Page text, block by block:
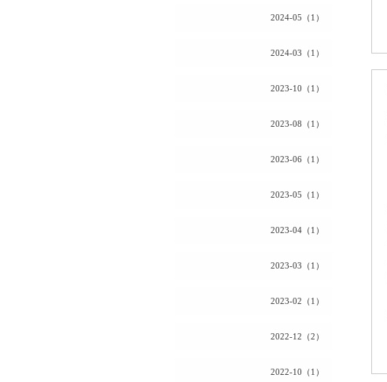
2024-05（1）
2024-03（1）
2023-10（1）
2023-08（1）
2023-06（1）
2023-05（1）
2023-04（1）
2023-03（1）
2023-02（1）
2022-12（2）
2022-10（1）